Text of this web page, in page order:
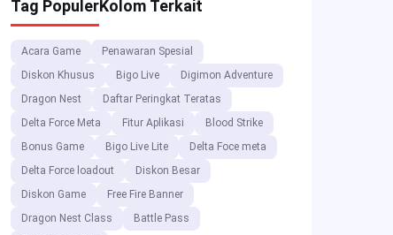
Tag PopulerKolom Terkait
Acara Game
Penawaran Spesial
Diskon Khusus
Bigo Live
Digimon Adventure
Dragon Nest
Daftar Peringkat Teratas
Delta Force Meta
Fitur Aplikasi
Blood Strike
Bonus Game
Bigo Live Lite
Delta Foce meta
Delta Force loadout
Diskon Besar
Diskon Game
Free Fire Banner
Dragon Nest Class
Battle Pass